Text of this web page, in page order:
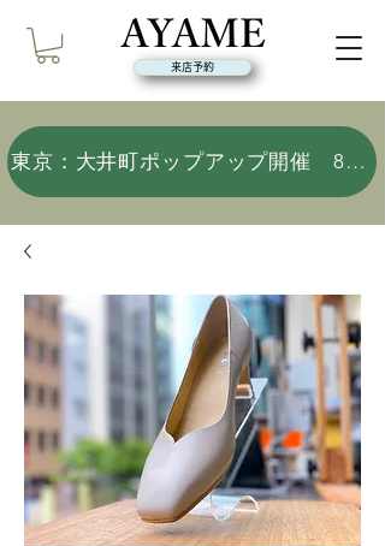
来店予約
東京：大井町ポップアップ開催 8/9(日)